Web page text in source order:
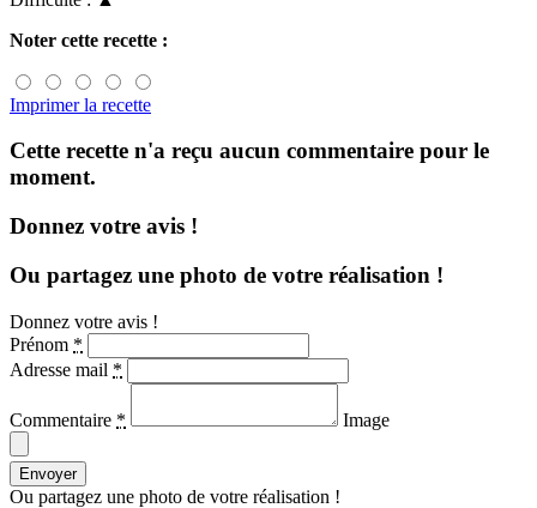
Noter cette recette :
Imprimer la recette
Cette recette n'a reçu aucun commentaire pour le
moment.
Donnez votre avis !
Ou partagez une photo de votre réalisation !
Donnez votre avis !
Prénom *
Adresse mail *
Commentaire * Image
Ou partagez une photo de votre réalisation !